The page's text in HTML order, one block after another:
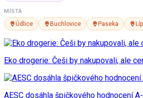
MÍSTA
Údlice Buchlovice Paseka
Eko drogerie: Češi by nakupovali, ale
AESC dosáhla špičkového hodnocení